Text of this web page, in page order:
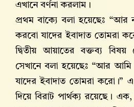
এখানে বর্ণনা করলাম।
প্রথম বাক্যে বলা হয়েছেঃ “আর
করবো যাদের ইবাদাত তোমরা
দ্বিতীয় আয়াতের বক্তব্য বিষয়
সেখানে বলা হয়েছেঃ “আর আমি
যাদের ইবাদাত তোমরা করো।” এ
দিয়ে বিরাট পার্থক্য রয়েছে।